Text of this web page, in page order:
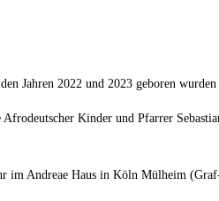
Jahren 2022 und 2023 geboren
Kinder und Pfarrer
im Andreae Haus in Köln Mülheim